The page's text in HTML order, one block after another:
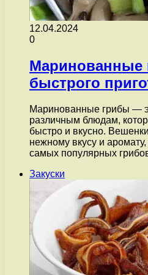
12.04.2024
0
Маринованные
быстрого
Маринованные грибы —
различным блюдам,
быстро и вкусно.
нежному вкусу и
самых популярных
Закуски